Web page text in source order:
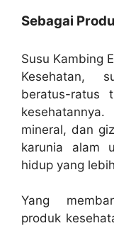
Sebagai
Susu Kambing
Kesehatan,
beratus-ratus
mineral, dan
karunia alam
hidup yang
Yang
produk